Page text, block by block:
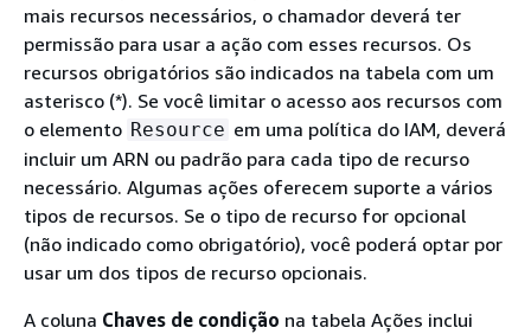
mais recursos necessários, o chamador deverá ter
permissão para usar a ação com esses recursos. Os
recursos obrigatórios são indicados na tabela com um
asterisco (*). Se você limitar o acesso aos recursos com
o elemento Resource em uma política do IAM, deverá
incluir um ARN ou padrão para cada tipo de recurso
necessário. Algumas ações oferecem suporte a vários
tipos de recursos. Se o tipo de recurso for opcional
(não indicado como obrigatório), você poderá optar por
usar um dos tipos de recurso opcionais.
A coluna Chaves de condição na tabela Ações inclui